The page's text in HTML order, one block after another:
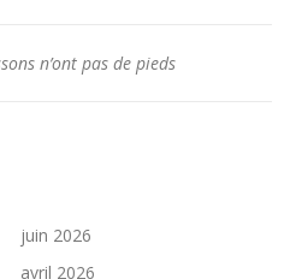
n’ont pas de pieds
juin 2026
avril 2026